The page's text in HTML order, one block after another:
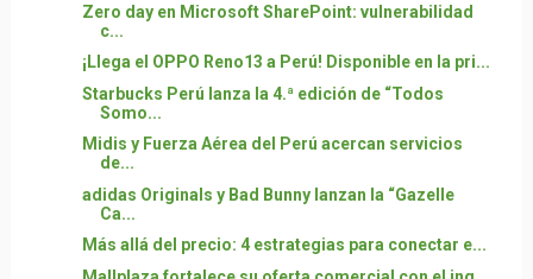
Zero day en Microsoft SharePoint: vulnerabilidad
c...
¡Llega el OPPO Reno13 a Perú! Disponible en la pri...
Starbucks Perú lanza la 4.ª edición de “Todos
Somo...
Midis y Fuerza Aérea del Perú acercan servicios
de...
adidas Originals y Bad Bunny lanzan la “Gazelle
Ca...
Más allá del precio: 4 estrategias para conectar e...